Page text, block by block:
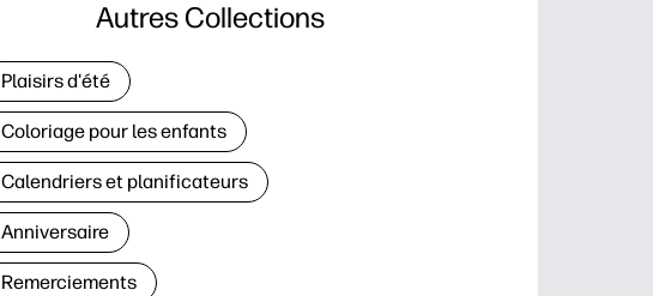
Autres Collections
Plaisirs d'été
Coloriage pour les enfants
Calendriers et planificateurs
Anniversaire
Remerciements